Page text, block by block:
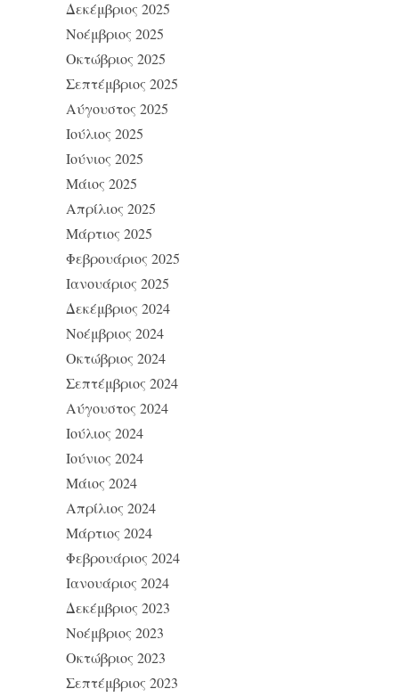
Δεκέμβριος 2025
Νοέμβριος 2025
Οκτώβριος 2025
Σεπτέμβριος 2025
Αύγουστος 2025
Ιούλιος 2025
Ιούνιος 2025
Μάιος 2025
Απρίλιος 2025
Μάρτιος 2025
Φεβρουάριος 2025
Ιανουάριος 2025
Δεκέμβριος 2024
Νοέμβριος 2024
Οκτώβριος 2024
Σεπτέμβριος 2024
Αύγουστος 2024
Ιούλιος 2024
Ιούνιος 2024
Μάιος 2024
Απρίλιος 2024
Μάρτιος 2024
Φεβρουάριος 2024
Ιανουάριος 2024
Δεκέμβριος 2023
Νοέμβριος 2023
Οκτώβριος 2023
Σεπτέμβριος 2023